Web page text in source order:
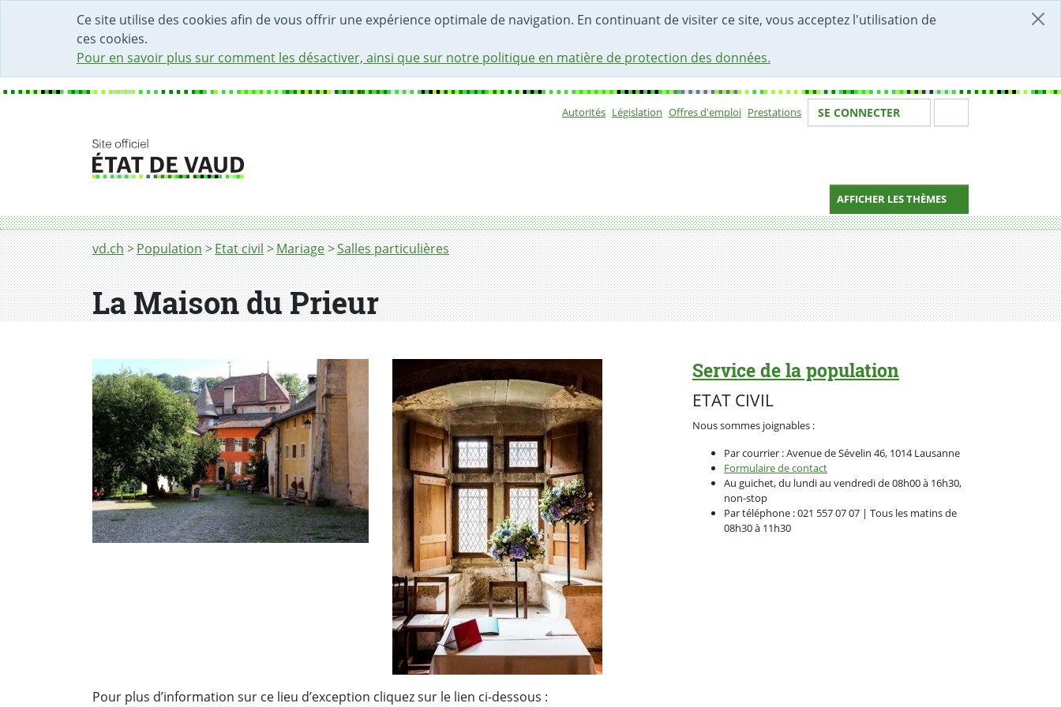
Ce site utilise des cookies afin de vous offrir une expérience optimale de navigation. En continuant de visiter ce site, vous acceptez l'utilisation de
ces cookies.
Pour en savoir plus sur comment les désactiver, ainsi que sur notre politique en matière de protection des données.
DÉBUT DU CONTENU DE LA PAGE
ACCÈS AU CHAMP DE RECHERCHE
PAGE D'ACCUEIL
FORMULAIRE DE CONTACT
Autorités Législation Offres d'emploi Prestations Votre identité
SE CONNECTER
AFFICHER LES THÈMES
Fil d'Ariane
vd.ch Population Etat civil Mariage Salles particulières
La Maison du Prieur
La Maison du Prieur
Pour plus d’information sur ce lieu d’exception cliquez sur le lien ci-dessous :
Service de la population
ETAT CIVIL
Nous sommes joignables :
Par courrier : Avenue de Sévelin 46, 1014 Lausanne
Formulaire de contact
Au guichet, du lundi au vendredi de 08h00 à 16h30,
non-stop
Par téléphone : 021 557 07 07 | Tous les matins de
08h30 à 11h30